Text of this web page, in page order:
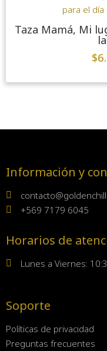
Taza Mamá, Mi
$
Información y
+569 7179 6045
Horarios de
Lunes a Viernes:
Soporte
Políticas de privacidad
Preguntas frecuentes